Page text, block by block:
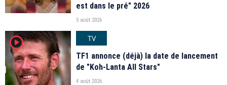
est dans le pré" 2026
5 août 2026
player2
TV
TF1 annonce (déjà) la date de lancement
de "Koh-Lanta All Stars"
4 août 2026